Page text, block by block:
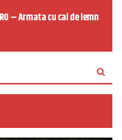
– Armata cu cai de lemn